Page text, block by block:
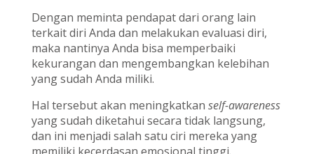
Dengan meminta pendapat dari orang lain
terkait diri Anda dan melakukan evaluasi diri,
maka nantinya Anda bisa memperbaiki
kekurangan dan mengembangkan kelebihan
yang sudah Anda miliki.
Hal tersebut akan meningkatkan self-awareness
yang sudah diketahui secara tidak langsung,
dan ini menjadi salah satu ciri mereka yang